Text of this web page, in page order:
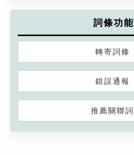
詞條功能
轉寄詞條
錯誤通報
推薦關聯詞